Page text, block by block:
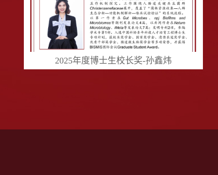
2025年度博士生校长奖-孙鑫炜